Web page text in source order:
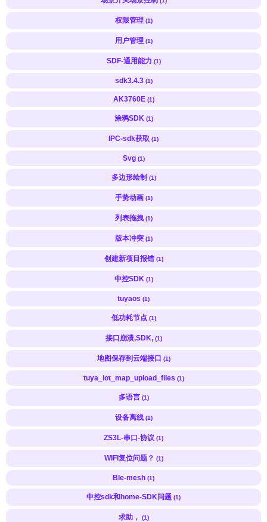
权限管理 (1)
用户管理 (1)
SDF-通用能力 (1)
sdk3.4.3 (1)
AK3760E (1)
涂鸦SDK (1)
IPC-sdk获取 (1)
Svg (1)
多边形绘制 (1)
手势动画 (1)
列表拖拽 (1)
版本冲突 (1)
创建新项目报错 (1)
中控SDK (1)
tuyaos (1)
低功耗节点 (1)
接口崩溃,SDK, (1)
地图保存到云端接口 (1)
tuya_iot_map_upload_files (1)
多语言 (1)
设备离线 (1)
ZS3L-串口-协议 (1)
WIFI复位问题？ (1)
Ble-mesh (1)
中控sdk和home-SDK问题 (1)
求助， (1)